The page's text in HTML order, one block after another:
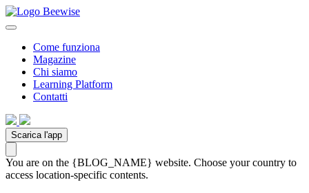
Come funziona
Magazine
Chi siamo
Learning Platform
Contatti
Scarica l'app
You are on the {BLOG_NAME} website. Choose your country to
access location-specific contents.